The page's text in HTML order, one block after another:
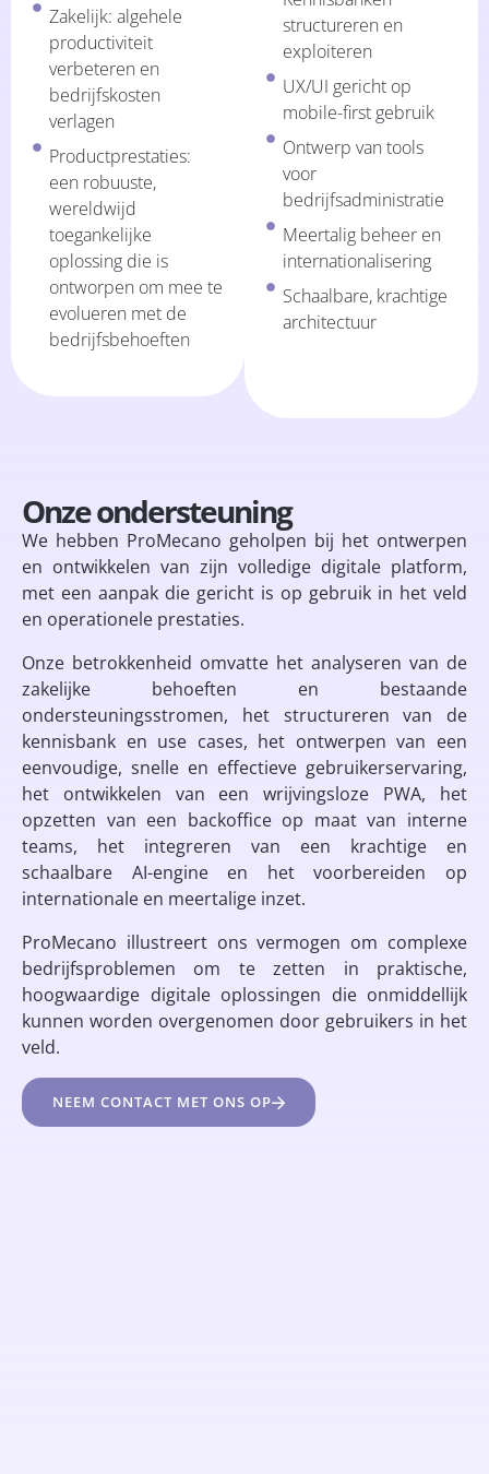
Zakelijk: algehele
productiviteit
verbeteren en
bedrijfskosten
verlagen
Productprestaties:
een robuuste,
wereldwijd
toegankelijke
oplossing die is
ontworpen om mee te
evolueren met de
bedrijfsbehoeften
structureren en
exploiteren
UX/UI gericht op
mobile-first gebruik
Ontwerp van tools
voor
bedrijfsadministratie
Meertalig beheer en
internationalisering
Schaalbare, krachtige
architectuur
Onze ondersteuning
We hebben ProMecano geholpen bij het ontwerpen
en ontwikkelen van zijn volledige digitale platform,
met een aanpak die gericht is op gebruik in het veld
en operationele prestaties.
Onze betrokkenheid omvatte het analyseren van de
zakelijke behoeften en bestaande
ondersteuningsstromen, het structureren van de
kennisbank en use cases, het ontwerpen van een
eenvoudige, snelle en effectieve gebruikerservaring,
het ontwikkelen van een wrijvingsloze PWA, het
opzetten van een backoffice op maat van interne
teams, het integreren van een krachtige en
schaalbare AI-engine en het voorbereiden op
internationale en meertalige inzet.
ProMecano illustreert ons vermogen om complexe
bedrijfsproblemen om te zetten in praktische,
hoogwaardige digitale oplossingen die onmiddellijk
kunnen worden overgenomen door gebruikers in het
veld.
NEEM CONTACT MET ONS OP